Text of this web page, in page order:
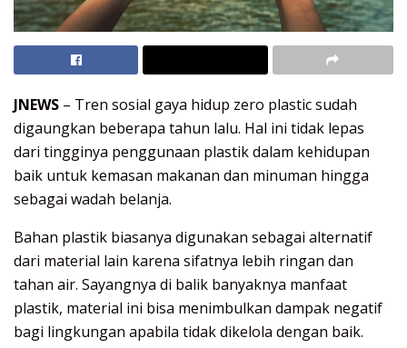
JNEWS – Tren sosial gaya hidup zero plastic sudah
digaungkan beberapa tahun lalu. Hal ini tidak lepas
dari tingginya penggunaan plastik dalam kehidupan
baik untuk kemasan makanan dan minuman hingga
sebagai wadah belanja.
Bahan plastik biasanya digunakan sebagai alternatif
dari material lain karena sifatnya lebih ringan dan
tahan air. Sayangnya di balik banyaknya manfaat
plastik, material ini bisa menimbulkan dampak negatif
bagi lingkungan apabila tidak dikelola dengan baik.